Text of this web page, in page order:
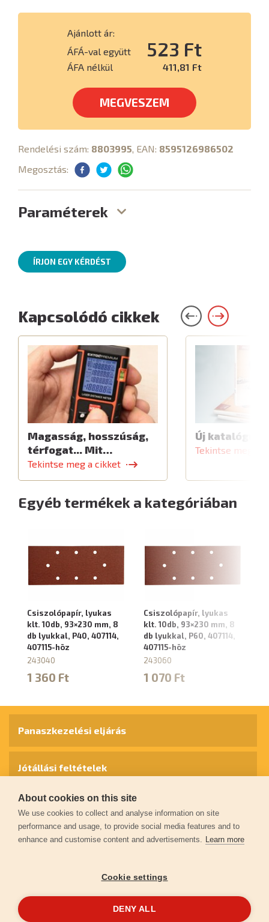
Ajánlott ár:
ÁFÁ-val együtt
523 Ft
ÁFA nélkül 411,81 Ft
MEGVESZEM
Rendelési szám: 8803995, EAN: 8595126986502
Megosztás:
Paraméterek
ÍRJON EGY KÉRDÉST
Kapcsolódó cikkek
Magasság, hosszúság,
térfogat... Mit…
Tekintse meg a cikket
Új katalógus
Tekintse meg a
Egyéb termékek a kategóriában
Csiszolópapír, lyukas
klt. 10db, 93×230 mm, 8
db lyukkal, P40, 407114,
407115-höz
243040
1 360 Ft
Csiszolópapír, lyukas
klt. 10db, 93×230 mm, 8
db lyukkal, P60, 407114,
407115-höz
243060
1 070 Ft
Panaszkezelési eljárás
Jótállási feltételek
Személyes adatok védelme
Kapcsolat
Garancia regisztráció
About cookies on this site
We use cookies to collect and analyse information on site
performance and usage, to provide social media features and to
enhance and customise content and advertisements. Learn more
Cookie settings
DENY ALL